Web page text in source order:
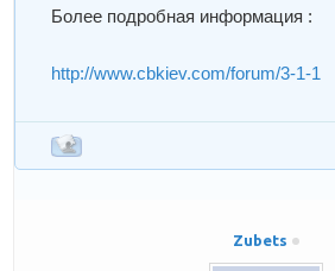
Более подробная информация :
http://www.cbkiev.com/forum/3-1-1
Zubets